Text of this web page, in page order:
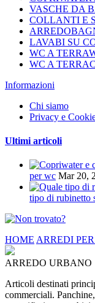
VASCHE DA
COLLANTI E
LAVABI SU
WC A
WC A
Informazioni
Chi siamo
Privacy e
Ultimi articoli
per wc Mar 20,
tipo di rubinetto
HOME ARREDI
ARREDO URBANO
Articoli destinati
commerciali.